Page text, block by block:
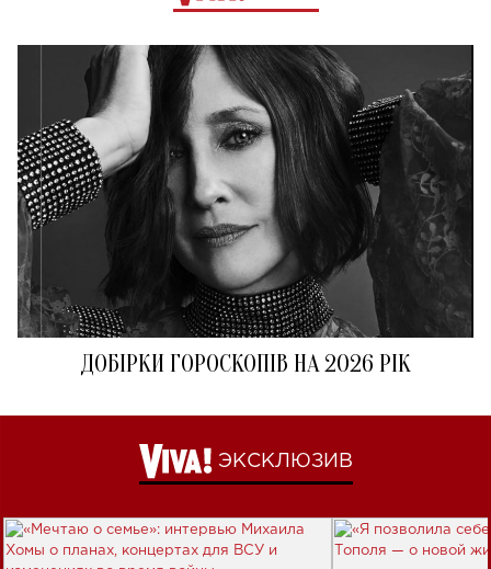
ДОБІРКИ ГОРОСКОПІВ НА 2026 РІК
ЭКСКЛЮЗИВ